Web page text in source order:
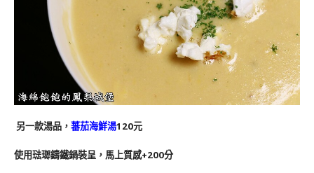
另一款湯品， 蕃茄海鮮湯120元
使用琺瑯鑄鐵鍋裝呈，馬上質感+200分